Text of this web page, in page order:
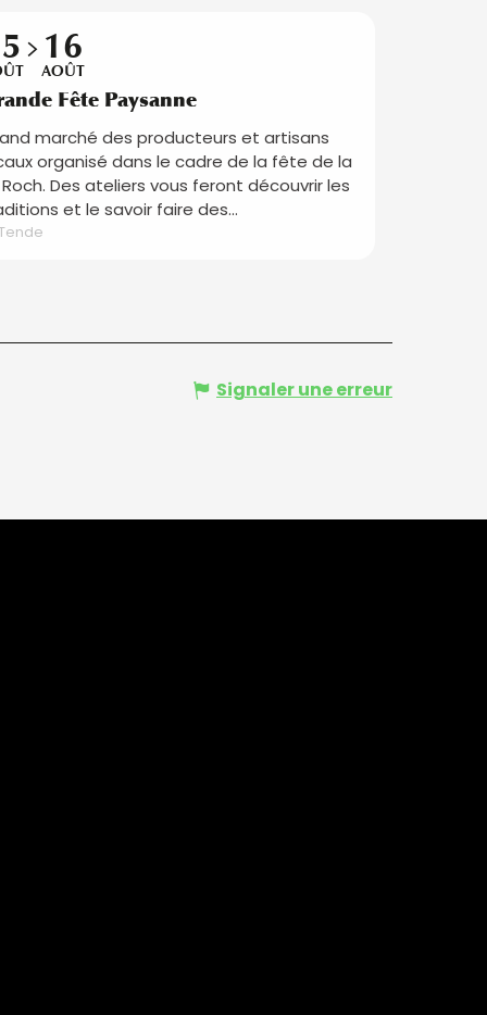
16
AOÛT
Fête Paysanne
marché des producteurs et artisans
organisé dans le cadre de la fête de la
Des ateliers vous feront découvrir les
et le savoir faire des...
Signaler une erreur